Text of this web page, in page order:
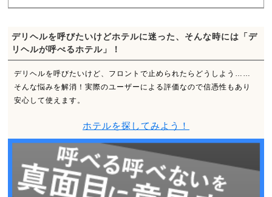
デリヘルを呼びたいけどホテルに迷った、そんな時には「デ
リヘルが呼べるホテル」！
デリヘルを呼びたいけど、フロントで止められたらどうしよう……
そんな悩みを解消！実際のユーザーによる評価なので信憑性もあり
安心して使えます。
ホテルを探してみよう！